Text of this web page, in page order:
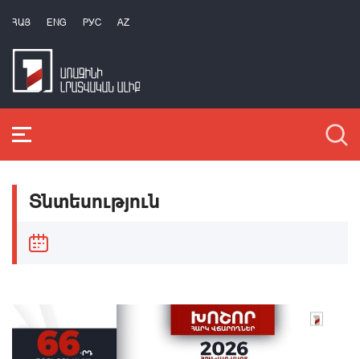
ՀԱՅ ENG РУС AZ
Տնտեսություն